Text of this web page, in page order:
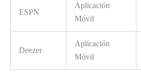
ESPN
Aplicación
Móvil
Deezer
Aplicación
Móvil